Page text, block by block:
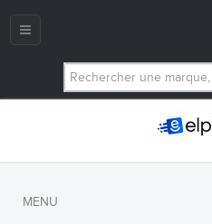
Navigation
MENU